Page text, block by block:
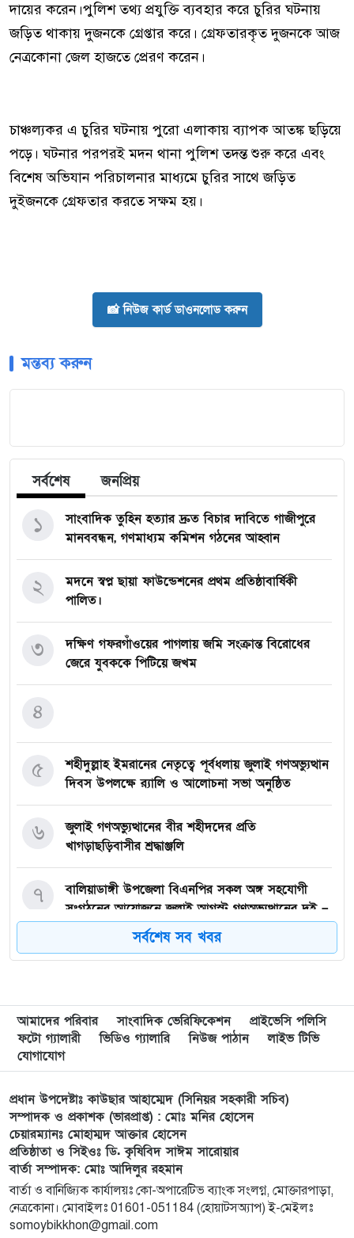
দায়ের করেন।পুলিশ তথ্য প্রযুক্তি ব্যবহার করে চুরির ঘটনায়
জড়িত থাকায় দুজনকে গ্রেপ্তার করে। গ্রেফতারকৃত দুজনকে আজ
নেত্রকোনা জেল হাজতে প্রেরণ করেন।
চাঞ্চল্যকর এ চুরির ঘটনায় পুরো এলাকায় ব্যাপক আতঙ্ক ছড়িয়ে
পড়ে। ঘটনার পরপরই মদন থানা পুলিশ তদন্ত শুরু করে এবং
বিশেষ অভিযান পরিচালনার মাধ্যমে চুরির সাথে জড়িত
দুইজনকে গ্রেফতার করতে সক্ষম হয়।
📸 নিউজ কার্ড ডাওনলোড করুন
মন্তব্য করুন
সর্বশেষ জনপ্রিয়
সাংবাদিক তুহিন হত্যার দ্রুত বিচার দাবিতে গাজীপুরে
মানববন্ধন, গণমাধ্যম কমিশন গঠনের আহ্বান
১
মদনে স্বপ্ন ছায়া ফাউন্ডেশনের প্রথম প্রতিষ্ঠাবার্ষিকী
পালিত।
২
দক্ষিণ গফরগাঁওয়ের পাগলায় জমি সংক্রান্ত বিরোধের
জেরে যুবককে পিটিয়ে জখম
৩
৪
শহীদুল্লাহ ইমরানের নেতৃত্বে পূর্বধলায় জুলাই গণঅভ্যুত্থান
দিবস উপলক্ষে র‍্যালি ও আলোচনা সভা অনুষ্ঠিত
৫
জুলাই গণঅভ্যুত্থানের বীর শহীদদের প্রতি
খাগড়াছড়িবাসীর শ্রদ্ধাঞ্জলি
৬
বালিয়াডাঙ্গী উপজেলা বিএনপির সকল অঙ্গ সহযোগী
সংগঠনের আয়োজনে জুলাই আগস্ট গণঅভ্যুত্থানের দুই –
বছর পূর্তি উপলক্ষে আনন্দ মিছিল ও শোভাযাত্রা অনুষ্ঠিত,
৭
লংগাইরে মোহাইমিনুল ইসলাম জনির সমর্থনে বিশাল
উঠান বৈঠক। যোগ্যতা ও নতুন নেতৃত্বের প্রতীক জনিই
সেরা
৯
মুন্সী ছাবির উদ্দিন আহ্ম্মদ ওয়াক্ ফ এস্টেট লামকাইন
জামে মসজিদের নতুন ব্যবস্থাপনা কমিটি গঠন:
১০
পূর্বধলায় যে বিদ্যালয়ে পড়েছেন, সেই বিদ্যালয়েই এমপি
হিসেবে সংবর্ধিত মানসুরা আলম
১১
সর্বশেষ সব খবর
আমাদের পরিবার সাংবাদিক ভেরিফিকেশন
প্রাইভেসি পলিসি
ফটো গ্যালারী
ভিডিও গ্যালারি নিউজ পাঠান
লাইভ টিভি
যোগাযোগ
প্রধান উপদেষ্টাঃ কাউছার আহাম্মেদ (সিনিয়র সহকারী সচিব)
সম্পাদক ও প্রকাশক (ভারপ্রাপ্ত) : মোঃ মনির হোসেন
চেয়ারম্যানঃ মোহাম্মদ আক্তার হোসেন
প্রতিষ্ঠাতা ও সিইওঃ ডি. কৃষিবিদ সাঈম সারোয়ার
বার্তা সম্পাদক: মোঃ আদিলুর রহমান
বার্তা ও বানিজ্যিক কার্যালয়ঃ কো-অপারেটিভ ব্যাংক সংলগ্ন, মোক্তারপাড়া,
নেত্রকোনা। মোবাইলঃ 01601-051184 (হোয়াটসঅ্যাপ) ই-মেইলঃ
somoybikkhon@gmail.com